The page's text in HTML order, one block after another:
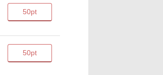
50pt
50pt